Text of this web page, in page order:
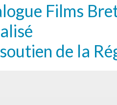
Films
de la